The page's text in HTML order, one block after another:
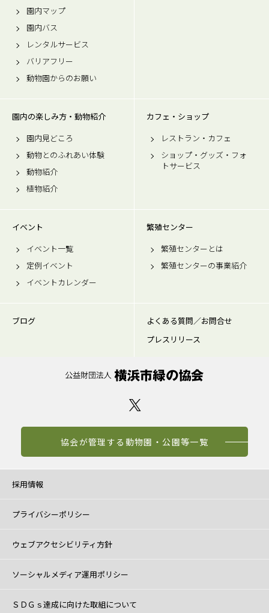
園内マップ
園内バス
レンタルサービス
バリアフリー
動物園からのお願い
園内の楽しみ方・動物紹介
園内見どころ
動物とのふれあい体験
動物紹介
植物紹介
カフェ・ショップ
レストラン・カフェ
ショップ・グッズ・フォ
トサービス
イベント
イベント一覧
定例イベント
イベントカレンダー
繁殖センター
繁殖センターとは
繁殖センターの事業紹介
ブログ
よくある質問／お問合せ
プレスリリース
協会が管理する動物園・公園等一覧
採用情報
プライバシーポリシー
ウェブアクセシビリティ方針
ソーシャルメディア運用ポリシー
ＳＤＧｓ達成に向けた取組について